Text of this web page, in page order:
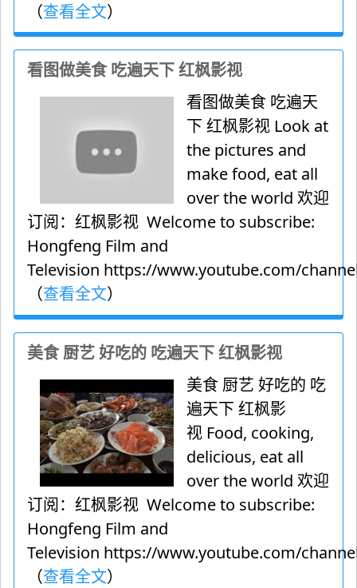
（查看全文）
看图做美食 吃遍天下 红枫影视
看图做美食 吃遍天
下 红枫影视 Look at
the pictures and
make food, eat all
over the world 欢迎
订阅：红枫影视 Welcome to subscribe:
Hongfeng Film and
Television https://www.youtube.com/
（查看全文）
美食 厨艺 好吃的 吃遍天下 红枫影视
美食 厨艺 好吃的 吃
遍天下 红枫影
视 Food, cooking,
delicious, eat all
over the world 欢迎
订阅：红枫影视 Welcome to subscribe:
Hongfeng Film and
Television https://www.youtube.com/
（查看全文）